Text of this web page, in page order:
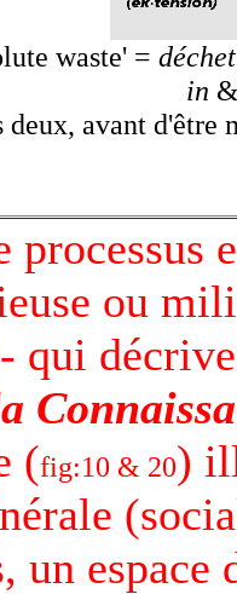
waste' =
in
avant d'être
processus
ou
- qui
(fig:10 & 20)
un